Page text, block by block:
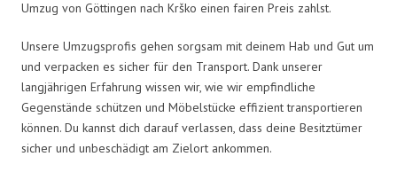
Umzug von Göttingen nach Krško einen fairen Preis zahlst.
Unsere Umzugsprofis gehen sorgsam mit deinem Hab und Gut um
und verpacken es sicher für den Transport. Dank unserer
langjährigen Erfahrung wissen wir, wie wir empfindliche
Gegenstände schützen und Möbelstücke effizient transportieren
können. Du kannst dich darauf verlassen, dass deine Besitztümer
sicher und unbeschädigt am Zielort ankommen.